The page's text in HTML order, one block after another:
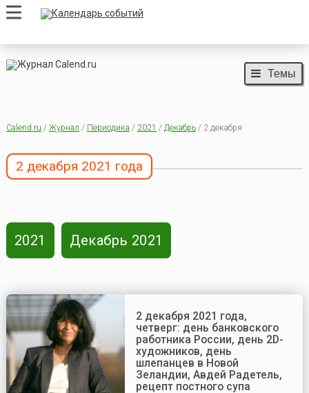
Темы
Calend.ru / Журнал / Периодика / 2021 / Декабрь/ 2 декабря
2 декабря 2021 года
2021 Декабрь 2021
2 декабря 2021 года,
четверг: день банковского
работника России, день 2D-
художников, день
шлепанцев в Новой
Зеландии, Авдей Радетель,
рецепт постного супа